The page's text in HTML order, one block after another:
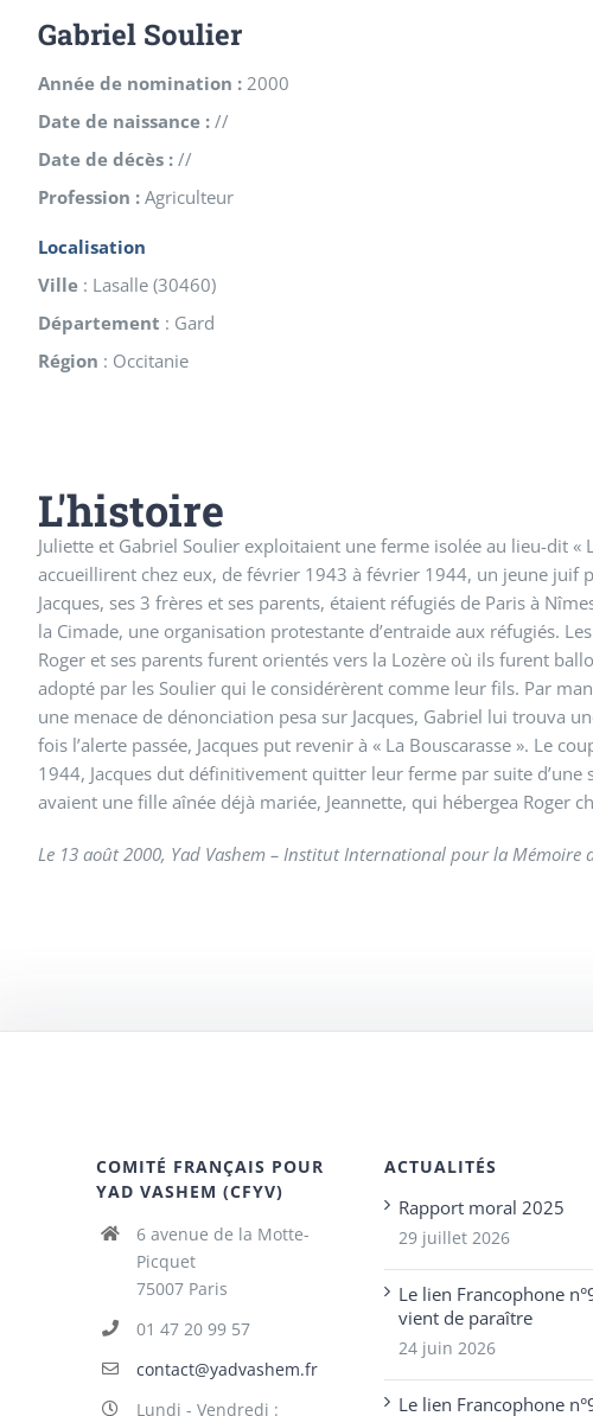
Gabriel Soulier
Année de nomination : 2000
Date de naissance : //
Date de décès : //
Profession : Agriculteur
Localisation
Ville : Lasalle (30460)
Département : Gard
Région : Occitanie
L'histoire
Juliette et Gabriel Soulier exploitaient une ferme isolée au lieu-dit
accueillirent chez eux, de février 1943 à février 1944, un jeune juif
Jacques, ses 3 frères et ses parents, étaient réfugiés de Paris à
la Cimade, une organisation protestante d’entraide aux réfugiés.
Roger et ses parents furent orientés vers la Lozère où ils furent
adopté par les Soulier qui le considérèrent comme leur fils. Par
une menace de dénonciation pesa sur Jacques, Gabriel lui trouva
fois l’alerte passée, Jacques put revenir à « La Bouscarasse ». Le
1944, Jacques dut définitivement quitter leur ferme par suite
avaient une fille aînée déjà mariée, Jeannette, qui hébergea Roger
Le 13 août 2000, Yad Vashem – Institut International pour la Mémoire
COMITÉ FRANÇAIS POUR
YAD VASHEM (CFYV)
6 avenue de la Motte-
Picquet
75007 Paris
01 47 20 99 57
contact@yadvashem.fr
Lundi - Vendredi :
ACTUALITÉS
Rapport moral 2025
29 juillet 2026
Le lien Francophone
vient de paraître
24 juin 2026
Le lien Francophone